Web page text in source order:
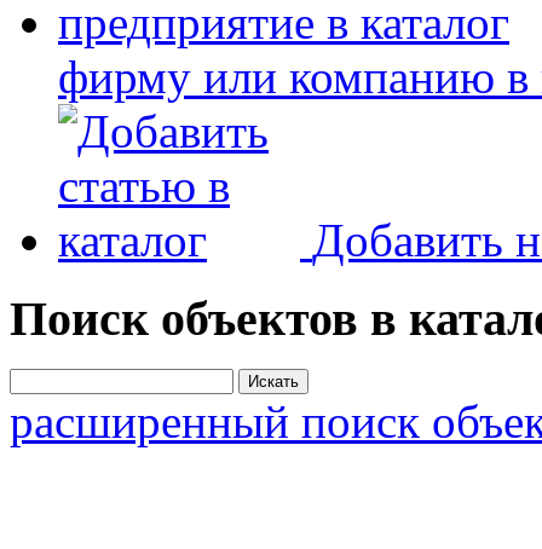
фирму или компанию в
Добавить
Поиск объектов в
расширенный поиск